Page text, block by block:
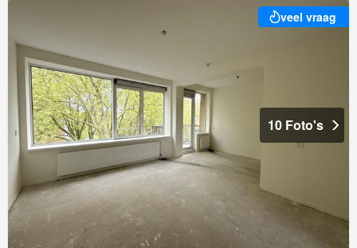
veel vraag
10 Foto's